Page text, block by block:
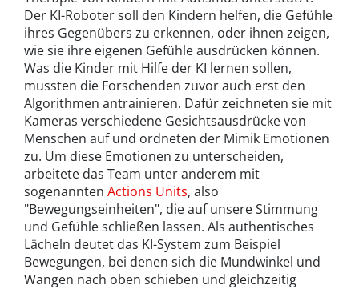
Der KI-Roboter soll den Kindern helfen, die Gefühle
ihres Gegenübers zu erkennen, oder ihnen zeigen,
wie sie ihre eigenen Gefühle ausdrücken können.
Was die Kinder mit Hilfe der KI lernen sollen,
mussten die Forschenden zuvor auch erst den
Algorithmen antrainieren. Dafür zeichneten sie mit
Kameras verschiedene Gesichtsausdrücke von
Menschen auf und ordneten der Mimik Emotionen
zu. Um diese Emotionen zu unterscheiden,
arbeitete das Team unter anderem mit
sogenannten Actions Units, also
"Bewegungseinheiten", die auf unsere Stimmung
und Gefühle schließen lassen. Als authentisches
Lächeln deutet das KI-System zum Beispiel
Bewegungen, bei denen sich die Mundwinkel und
Wangen nach oben schieben und gleichzeitig